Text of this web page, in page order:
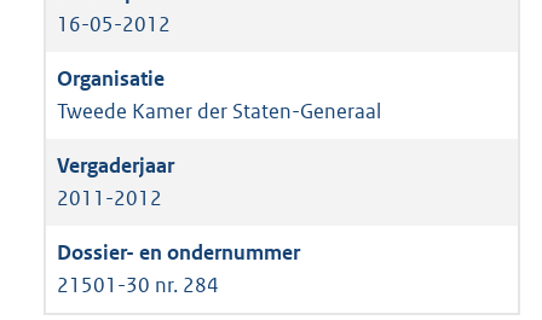
16-05-2012
Tweede Kamer der Staten-Generaal
2011-2012
21501-30 nr. 284